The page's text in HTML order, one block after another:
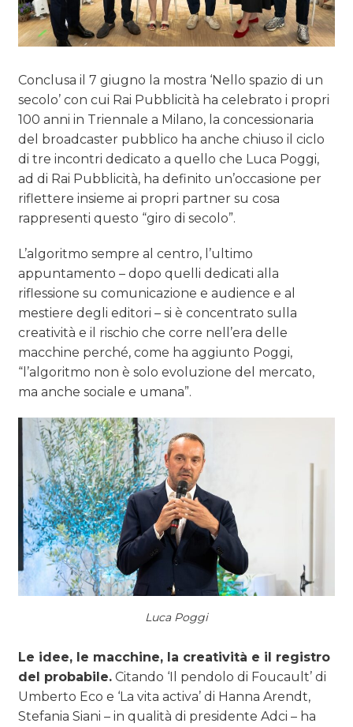
Conclusa il 7 giugno la mostra ‘Nello spazio di un
secolo’ con cui Rai Pubblicità ha celebrato i propri
100 anni in Triennale a Milano, la concessionaria
del broadcaster pubblico ha anche chiuso il ciclo
di tre incontri dedicato a quello che Luca Poggi,
ad di Rai Pubblicità, ha definito un’occasione per
riflettere insieme ai propri partner su cosa
rappresenti questo “giro di secolo”.
L’algoritmo sempre al centro, l’ultimo
appuntamento – dopo quelli dedicati alla
riflessione su comunicazione e audience e al
mestiere degli editori – si è concentrato sulla
creatività e il rischio che corre nell’era delle
macchine perché, come ha aggiunto Poggi,
“l’algoritmo non è solo evoluzione del mercato,
ma anche sociale e umana”.
Luca Poggi
Le idee, le macchine, la creatività e il registro
del probabile. Citando ‘Il pendolo di Foucault’ di
Umberto Eco e ‘La vita activa’ di Hanna Arendt,
Stefania Siani – in qualità di presidente Adci – ha